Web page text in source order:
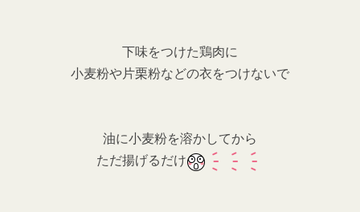
下味をつけた鶏肉に
小麦粉や片栗粉などの衣をつけないで
油に小麦粉を溶かしてから
ただ揚げるだけ